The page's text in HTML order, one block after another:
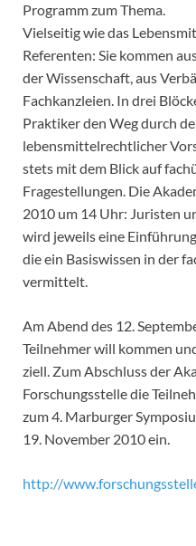
Programm zum Thema.
Vielseitig wie das
Referenten: Sie kommen
der Wissenschaft, aus
Fachkanzleien. In drei
Praktiker den Weg durch
lebensmittelrechtlicher
stets mit dem Blick auf
Fragestellungen. Die
2010 um 14 Uhr: Juristen
wird jeweils eine
die ein Basiswissen in der
vermittelt.
Am Abend des 12.
Teilnehmer will kommen
ziell. Zum Abschluss der
Forschungsstelle die
zum 4. Marburger
19. November 2010 ein.
http://